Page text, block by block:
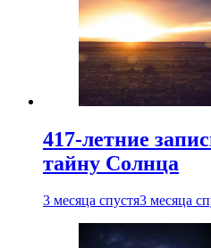
417-летние
тайну Солнца
3 месяца спустя3 месяца